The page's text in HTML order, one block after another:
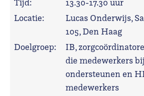
Tijd:
13.30-17.30 uur
Locatie:
Lucas Onderwijs,
105, Den Haag
Doelgroep:
IB,
die medewerkers
ondersteunen en
medewerkers